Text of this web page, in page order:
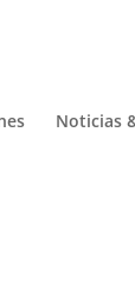
Noticias